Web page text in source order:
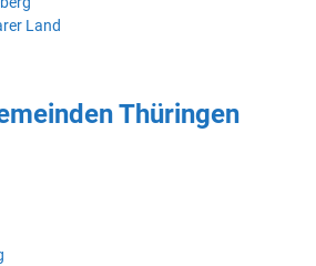
Land
Thüringen